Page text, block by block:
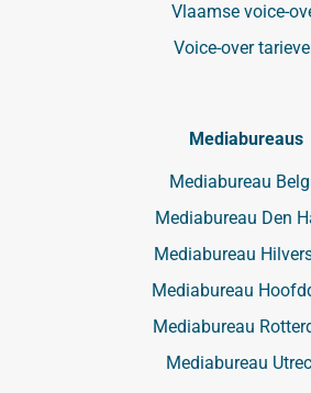
Vlaamse voice-
Voice-over
Mediabureaus
Mediabureau
Mediabureau Den
Mediabureau
Mediabureau
Mediabureau
Mediabureau